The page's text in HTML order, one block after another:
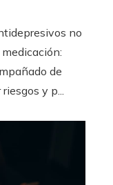
no
de
y p...